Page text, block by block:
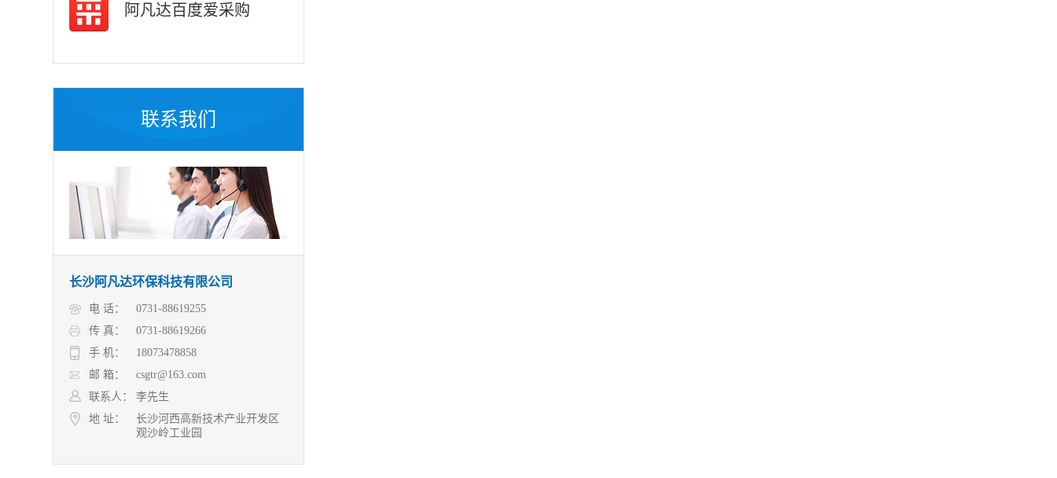
阿凡达百度爱采购
联系我们
长沙阿凡达环保科技有限公司
电 话：
0731-88619255
传 真：
0731-88619266
手 机：
18073478858
邮 箱：
csgtr@163.com
联系人：
李先生
地 址：
长沙河西高新技术产业开发区
观沙岭工业园